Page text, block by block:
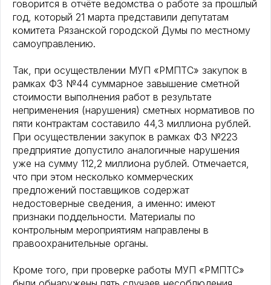
говорится в отчёте ведомства о работе за прошлый
год, который 21 марта представили депутатам
комитета Рязанской городской Думы по местному
самоуправлению.
Так, при осуществлении МУП «РМПТС» закупок в
рамках ФЗ №44 суммарное завышение сметной
стоимости выполнения работ в результате
неприменения (нарушения) сметных нормативов по
пяти контрактам составило 44,3 миллиона рублей.
При осуществлении закупок в рамках ФЗ №223
предприятие допустило аналогичные нарушения
уже на сумму 112,2 миллиона рублей. Отмечается,
что при этом несколько коммерческих
предложений поставщиков содержат
недостоверные сведения, а именно: имеют
признаки поддельности. Материалы по
контрольным мероприятиям направлены в
правоохранительные органы.
Кроме того, при проверке работы МУП «РМПТС»